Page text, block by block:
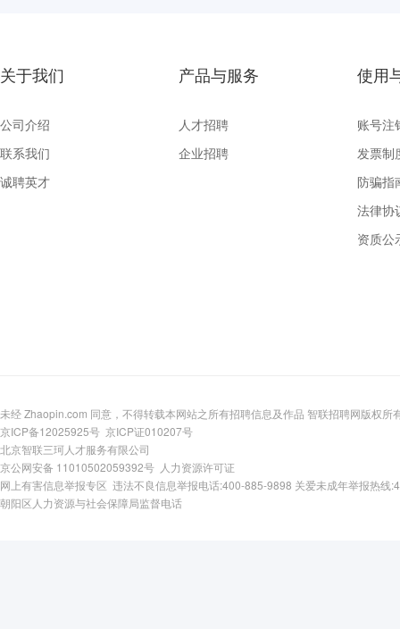
关于我们
公司介绍
联系我们
诚聘英才
产品与服务
人才招聘
企业招聘
使用
账号注
发票制
防骗指
法律协
资质公
未经 Zhaopin.com 同意，不得转载本网站之所有招聘信息及作品 智联招聘网版权所
京ICP备12025925号 京ICP证010207号
北京智联三珂人才服务有限公司
京公网安备 11010502059392号 人力资源许可证
网上有害信息举报专区 违法不良信息举报电话:400-885-9898 关爱未成年举报热线
朝阳区人力资源与社会保障局监督电话